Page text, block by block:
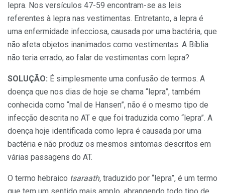
lepra. Nos versículos 47-59 encontram-se as leis
referentes à lepra nas vestimentas. Entretanto, a lepra é
uma enfermidade infecciosa, causada por uma bactéria, que
não afeta objetos inanimados como vestimentas. A Bíblia
não teria errado, ao falar de vestimentas com lepra?
SOLUÇÃO: É simplesmente uma confusão de termos. A
doença que nos dias de hoje se chama “lepra”, também
conhecida como “mal de Hansen”, não é o mesmo tipo de
infecção descrita no AT e que foi traduzida como “lepra”. A
doença hoje identificada como lepra é causada por uma
bactéria e não produz os mesmos sintomas descritos em
várias passagens do AT.
O termo hebraico tsaraath, traduzido por “lepra”, é um termo